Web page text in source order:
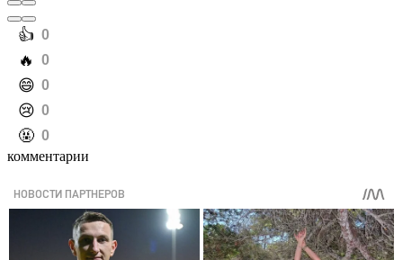
️👍 0
️🔥 0
️😄 0
️😢 0
️🤬 0
комментарии